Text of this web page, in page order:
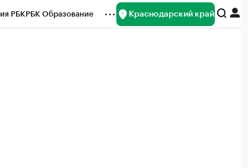
РБКРБК Образование Краснодарский край